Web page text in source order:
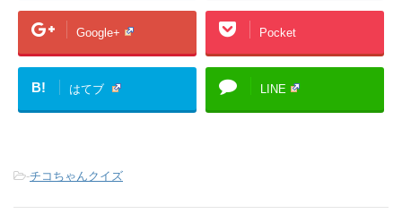
Google+ Pocket
B! はてブ LINE
-チコちゃんクイズ